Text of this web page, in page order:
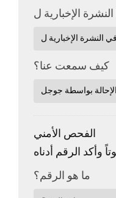
كيف سمعت عنا؟
الفحص الأمني
ما هو الرقم؟